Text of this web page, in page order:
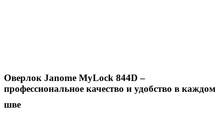
Оверлок Janome MyLock 844D –
профессиональное качество и удобство в каждом
шве